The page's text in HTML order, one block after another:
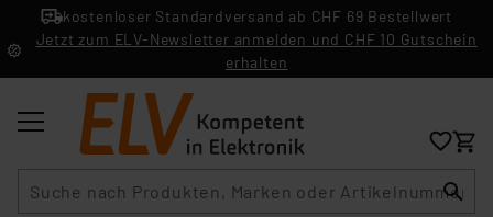
kostenloser Standardversand ab CHF 69 Bestellwert
Jetzt zum ELV-Newsletter anmelden und CHF 10 Gutschein
erhalten